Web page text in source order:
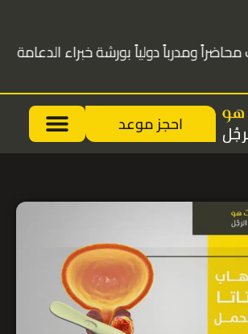
ومدرباً دولياً بورشة خبراء الدعامة
احجز موعد